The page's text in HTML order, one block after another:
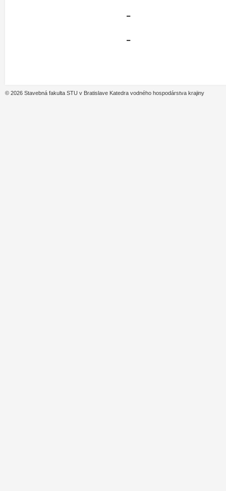
-
-
© 2026 Stavebná fakulta STU v Bratislave Katedra vodného hospodárstva krajiny